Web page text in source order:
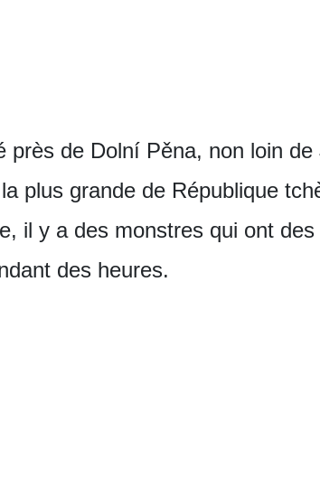
près de Dolní Pěna, non loin
plus grande de République
il y a des monstres qui ont
des heures.